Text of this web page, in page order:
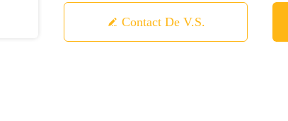
Contact De V.S.